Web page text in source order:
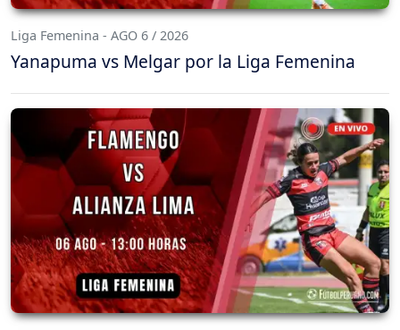
Liga Femenina - AGO 6 / 2026
Yanapuma vs Melgar por la Liga Femenina